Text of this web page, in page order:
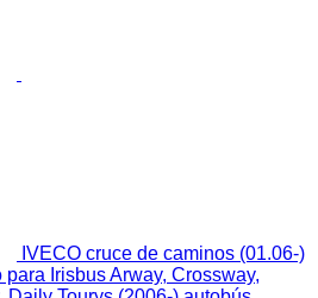
IVECO cruce de caminos (01.06-)
Irisbus Arway, Crossway,